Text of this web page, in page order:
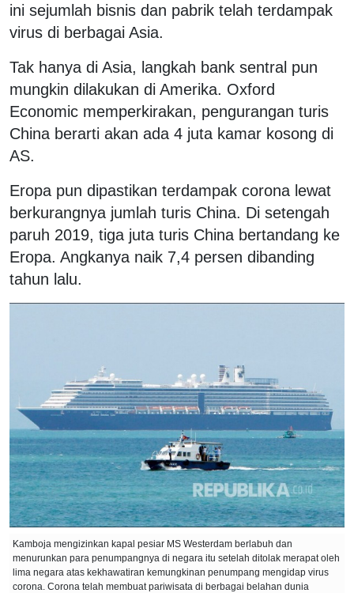
ini sejumlah bisnis dan pabrik telah terdampak
virus di berbagai Asia.
Tak hanya di Asia, langkah bank sentral pun
mungkin dilakukan di Amerika. Oxford
Economic memperkirakan, pengurangan turis
China berarti akan ada 4 juta kamar kosong di
AS.
Eropa pun dipastikan terdampak corona lewat
berkurangnya jumlah turis China. Di setengah
paruh 2019, tiga juta turis China bertandang ke
Eropa. Angkanya naik 7,4 persen dibanding
tahun lalu.
Kamboja mengizinkan kapal pesiar MS Westerdam berlabuh dan
menurunkan para penumpangnya di negara itu setelah ditolak merapat oleh
lima negara atas kekhawatiran kemungkinan penumpang mengidap virus
corona. Corona telah membuat pariwisata di berbagai belahan dunia